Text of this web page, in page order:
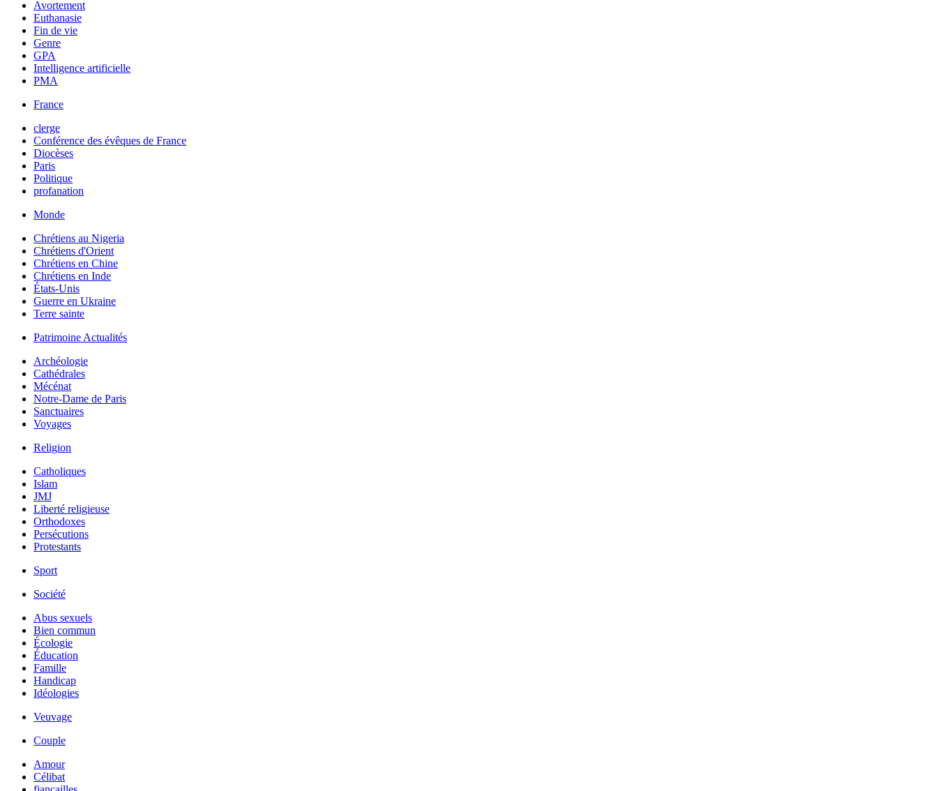
Avortement
Euthanasie
Fin de vie
Genre
GPA
Intelligence artificielle
PMA
France
clerge
Conférence des évêques de France
Diocèses
Paris
Politique
profanation
Monde
Chrétiens au Nigeria
Chrétiens d'Orient
Chrétiens en Chine
Chrétiens en Inde
États-Unis
Guerre en Ukraine
Terre sainte
Patrimoine Actualités
Archéologie
Cathédrales
Mécénat
Notre-Dame de Paris
Sanctuaires
Voyages
Religion
Catholiques
Islam
JMJ
Liberté religieuse
Orthodoxes
Persécutions
Protestants
Sport
Société
Abus sexuels
Bien commun
Écologie
Éducation
Famille
Handicap
Idéologies
Veuvage
Couple
Amour
Célibat